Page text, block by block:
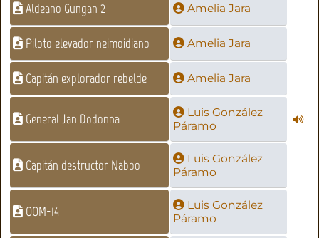
Aldeano Gungan 2 Amelia Jara
Piloto elevador neimoidiano Amelia Jara
Capitán explorador rebelde Amelia Jara
General Jan Dodonna
Luis González
Páramo
Capitán destructor Naboo
Luis González
Páramo
OOM-14
Luis González
Páramo